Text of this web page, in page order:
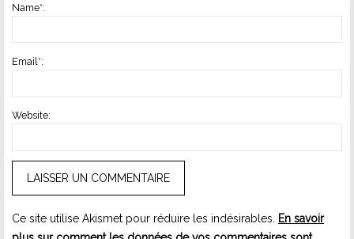
Name*:
Email*:
Website:
Ce site utilise Akismet pour réduire les indésirables. En savoir